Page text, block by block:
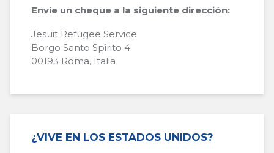
Envíe un cheque a la siguiente dirección:
Jesuit Refugee Service
Borgo Santo Spirito 4
00193 Roma, Italia
¿VIVE EN LOS ESTADOS UNIDOS?